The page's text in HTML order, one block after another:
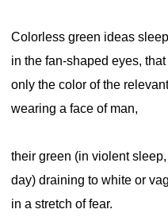
Colorless green ideas
in the fan-shaped eyes,
only the color of the
wearing a face of man,
their green (in violent
day) draining to white or
in a stretch of fear.